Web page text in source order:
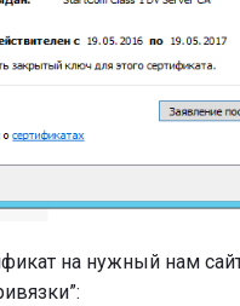
на нужный нам